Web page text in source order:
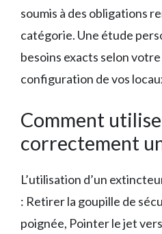
soumis à des obligations
catégorie. Une étude
besoins exacts selon
configuration de vos
Comment
correctement
L’utilisation d’un
: Retirer la goupille de
poignée, Pointer le jet